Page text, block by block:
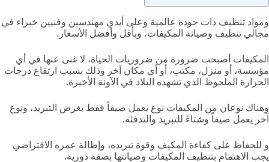
ومواد تنظيف ذات جودة عالمية وعلى أيدي مهندسين وفنيين خبراء في
مجالي تنظيف وصيانة المكيفات، وبأقل وأفضل الأسعار.
المكيفات أصبحت ضرورة من ضروريات الحياة، لا غنى عنها في أي
مؤسسة، أو منزل، مكتب، أو أي مكان آخر وذلك بسبب ارتفاع درجات
الحرارة الملحوظ الذي تشهده البلاد في الآونة الأخيرة.
وهناك نوعان من المكيفات نوع يعمل صيفاً فقط بغرض التبريد، ونوع
آخر يعمل صيفاً وشتاءً للتبريد والتدفئة.
و للحفاظ على كفاءة المكيف وقوة تبريده، وإطالة عمره الافتراضي
يجب الاهتمام بتنظيف المكيفات وصيانتها بصفة دورية.